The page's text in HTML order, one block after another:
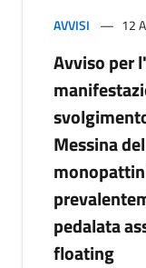
AVVISI 12
Avviso per
Messina
pedalata
floating